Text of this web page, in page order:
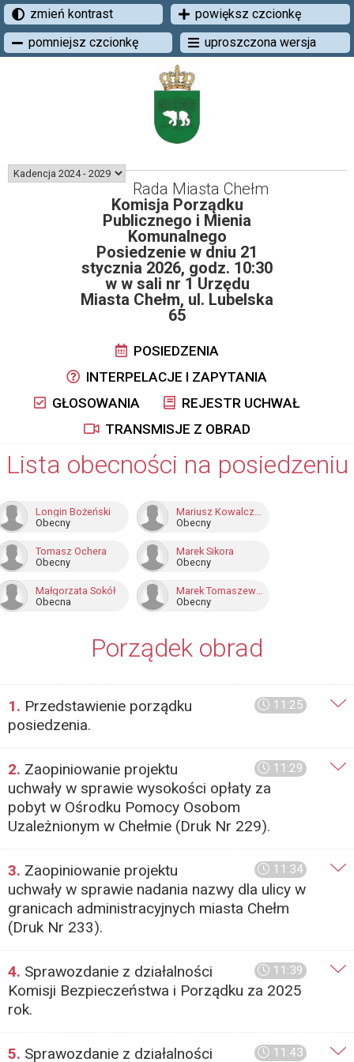
zmień kontrast
powiększ czcionkę
pomniejsz czcionkę
uproszczona wersja
Rada Miasta Chełm
Komisja Porządku
Publicznego i Mienia
Komunalnego
Posiedzenie w dniu 21
stycznia 2026, godz. 10:30
w w sali nr 1 Urzędu
Miasta Chełm, ul. Lubelska
65
POSIEDZENIA
INTERPELACJE I ZAPYTANIA
GŁOSOWANIA
REJESTR UCHWAŁ
TRANSMISJE Z OBRAD
Lista obecności na posiedzeniu
Longin Bożeński
Obecny
Mariusz Kowalczuk
Obecny
Tomasz Ochera
Obecny
Marek Sikora
Obecny
Małgorzata Sokół
Obecna
Marek Tomaszewski
Obecny
Porządek obrad
11:25
1. Przedstawienie porządku
posiedzenia.
11:29
2. Zaopiniowanie projektu
uchwały w sprawie wysokości opłaty za
pobyt w Ośrodku Pomocy Osobom
Uzależnionym w Chełmie (Druk Nr 229).
11:34
3. Zaopiniowanie projektu
uchwały w sprawie nadania nazwy dla ulicy w
granicach administracyjnych miasta Chełm
(Druk Nr 233).
11:39
4. Sprawozdanie z działalności
Komisji Bezpieczeństwa i Porządku za 2025
rok.
11:43
5. Sprawozdanie z działalności